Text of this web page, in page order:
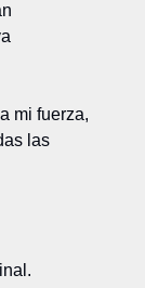
mi fuerza,
las